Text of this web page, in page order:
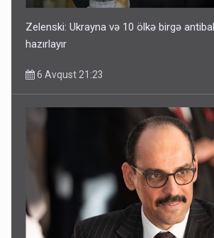
Zelenski: Ukrayna və 10 ölkə birgə
hazırlayır
6 Avqust 21:23